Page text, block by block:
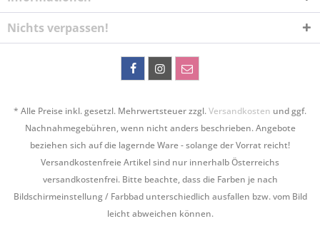
Nichts verpassen!
* Alle Preise inkl. gesetzl. Mehrwertsteuer zzgl.Versandkosten und ggf.
Nachnahmegebühren, wenn nicht anders beschrieben. Angebote
beziehen sich auf die lagernde Ware - solange der Vorrat reicht!
Versandkostenfreie Artikel sind nur innerhalb Österreichs
versandkostenfrei. Bitte beachte, dass die Farben je nach
Bildschirmeinstellung / Farbbad unterschiedlich ausfallen bzw. vom Bild
leicht abweichen können.